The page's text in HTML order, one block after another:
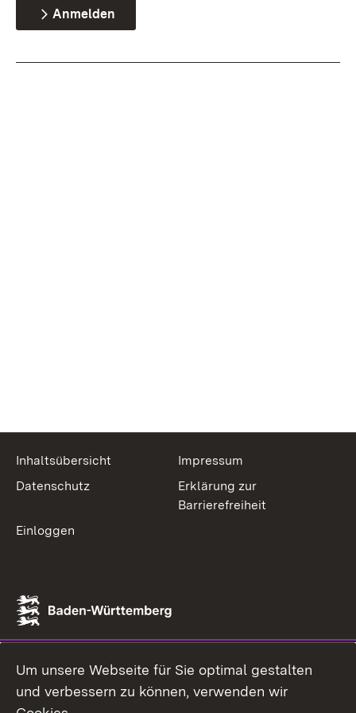
Anmelden
Inhaltsübersicht
Impressum
Datenschutz
Erklärung zur
Barrierefreiheit
Einloggen
Um unsere Webseite für Sie optimal gestalten
und verbessern zu können, verwenden wir